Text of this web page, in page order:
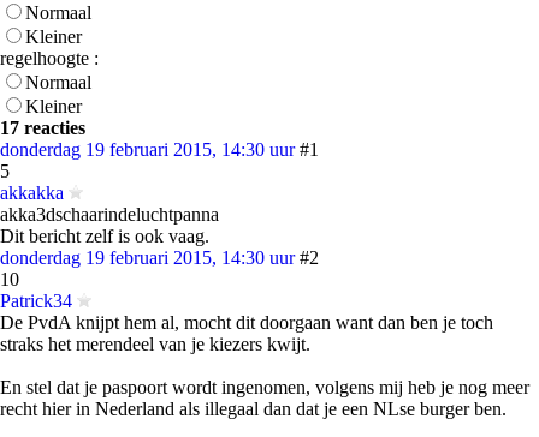
Normaal
Kleiner
regelhoogte :
Normaal
Kleiner
17 reacties
donderdag 19 februari 2015, 14:30 uur #1
5
akkakka
akka3dschaarindeluchtpanna
Dit bericht zelf is ook vaag.
donderdag 19 februari 2015, 14:30 uur #2
10
Patrick34
De PvdA knijpt hem al, mocht dit doorgaan want dan ben je toch
straks het merendeel van je kiezers kwijt.
En stel dat je paspoort wordt ingenomen, volgens mij heb je nog meer
recht hier in Nederland als illegaal dan dat je een NLse burger ben.